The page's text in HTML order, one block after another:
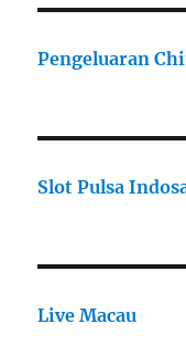
Pengeluaran
Slot Pulsa
Live Macau